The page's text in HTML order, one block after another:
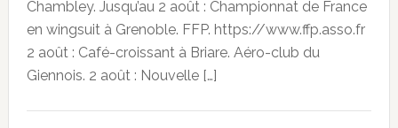
Chambley. Jusqu’au 2 août : Championnat de France
en wingsuit à Grenoble. FFP. https://www.ffp.asso.fr
2 août : Café-croissant à Briare. Aéro-club du
Giennois. 2 août : Nouvelle […]